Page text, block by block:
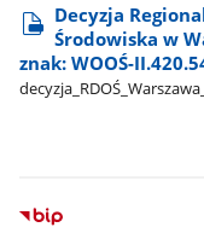
Decyzja
Środowiska w
znak: WOOŚ-